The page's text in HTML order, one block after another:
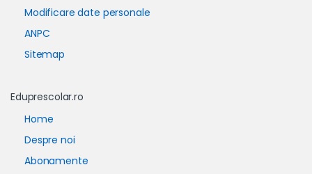
Modificare date personale
ANPC
Sitemap
Eduprescolar.ro
Home
Despre noi
Abonamente